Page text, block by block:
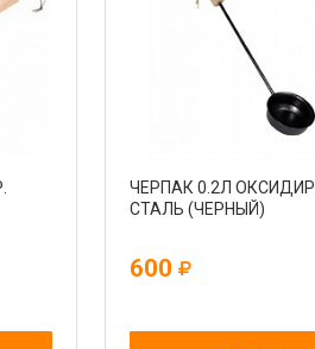
ЧЕРПАК 0.2Л ОКСИДИР.
СТАЛЬ (ЧЕРНЫЙ)
600